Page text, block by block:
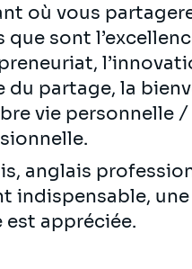
où vous
que sont
du partage, la
vie personnelle /
anglais
indispensable,
est appréciée.